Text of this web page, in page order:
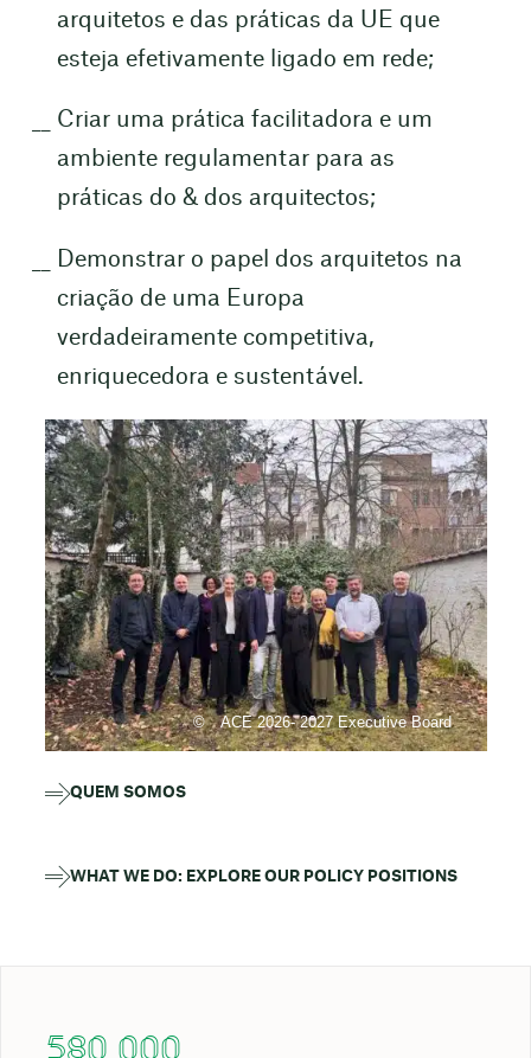
arquitetos e das práticas da UE que
esteja efetivamente ligado em rede;
Criar uma prática facilitadora e um
ambiente regulamentar para as
práticas do & dos arquitectos;
Demonstrar o papel dos arquitetos na
criação de uma Europa
verdadeiramente competitiva,
enriquecedora e sustentável.
ACE 2026- 2027 Executive Board
QUEM SOMOS
WHAT WE DO: EXPLORE OUR POLICY POSITIONS
580 000